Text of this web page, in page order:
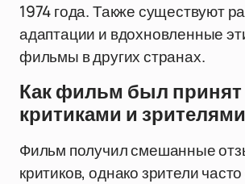
1974 года. Также существуют
адаптации и вдохновленные
фильмы в других странах.
Как фильм был принят
критиками и
Фильм получил смешанные
критиков, однако зрители